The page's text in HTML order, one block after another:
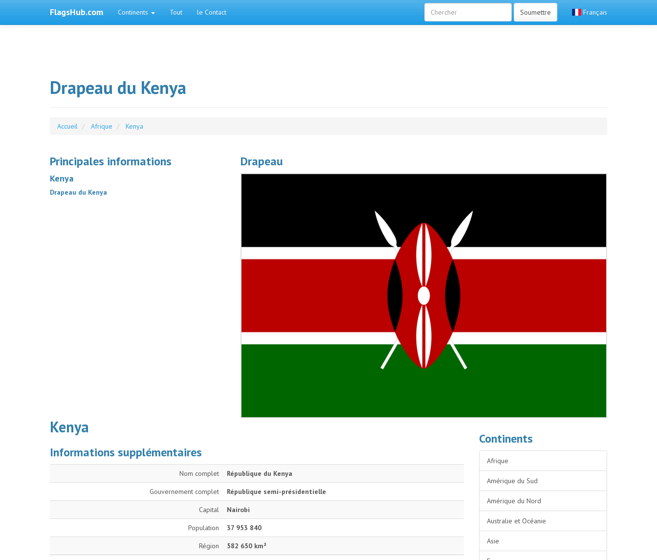
FlagsHub.com Continents Tout le Contact Français
Soumettre
Drapeau du Kenya
Accueil Afrique Kenya
Principales informations
Kenya
Drapeau du Kenya
Drapeau
Kenya
Informations supplémentaires
Nom complet République du Kenya
Gouvernement complet République semi-présidentielle
Capital Nairobi
Population 37 953 840
Région 582 650 km²
Continents
Afrique
Amérique du Sud
Amérique du Nord
Australie et Océanie
Asie